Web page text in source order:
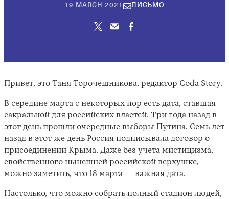
19 MARCH 2021 19 ПИСЬМО
Привет, это Таня Торочешникова, редактор Coda Story.
В середине марта с некоторых пор есть дата, ставшая
сакральной для российских властей. Три года назад в
этот день прошли очередные выборы Путина. Семь лет
назад в этот же день Россия подписывала договор о
присоединении Крыма. Даже без учета мистицизма,
свойственного нынешней российской верхушке,
можно заметить, что 18 марта — важная дата.
Настолько, что можно собрать полный стадион людей,